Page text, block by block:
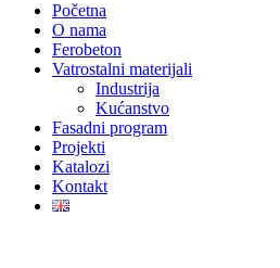
Početna
O nama
Ferobeton
Vatrostalni materijali
Industrija
Kućanstvo
Fasadni program
Projekti
Katalozi
Kontakt